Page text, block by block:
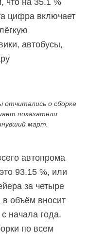
цифра включает
автобусы,
отчитались о сборке
показатели
март.
автопрома
93.15 %, или
за четыре
объём вносит
начала года.
по всем